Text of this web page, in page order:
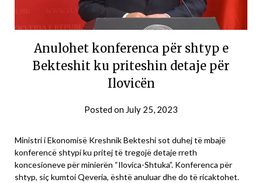
Anulohet konferenca për shtyp e
Bekteshit ku priteshin detaje për
Ilovicën
Posted on July 25, 2023
Ministri i Ekonomisë Kreshnik Bekteshi sot duhej të mbajë
konferencë shtypi ku pritej të tregojë detaje rreth
koncesioneve për minierën “Ilovica-Shtuka”. Konferenca për
shtyp, siç kumtoi Qeveria, është anuluar dhe do të ricaktohet.